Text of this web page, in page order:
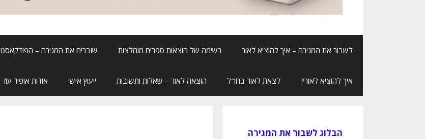
לשבור את המגירה – איך להוציא לאור רשימה של הוצאות ספרים מומלצות שוברים את המגירה – הפודקאסט
איך להוציא לאור? לצאת לאור בחו"ל הוצאה לאור – שאלות ותשובות ייעוץ אישי אודות אופיר עוז
הבלוג לשבור את המגירה